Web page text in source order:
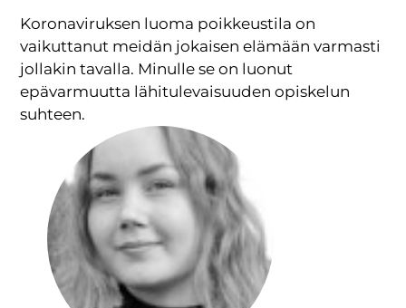
Koronaviruksen luoma poikkeustila on
vaikuttanut meidän jokaisen elämään varmasti
jollakin tavalla. Minulle se on luonut
epävarmuutta lähitulevaisuuden opiskelun
suhteen.